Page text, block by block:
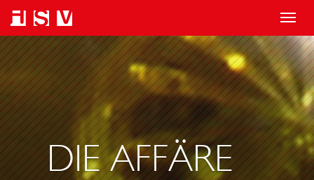
T
o
g
g
l
e
n
a
S
O
L
I
C
H
-
I
C
H
DIE AFFÄRE